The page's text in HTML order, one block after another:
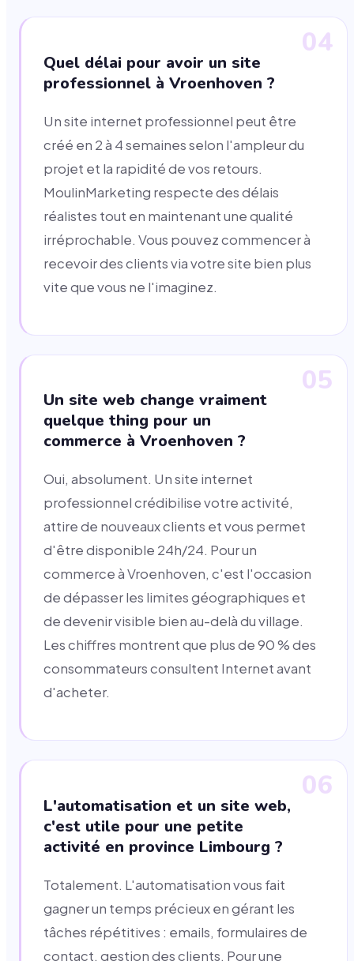
04
Quel délai pour avoir un site
professionnel à Vroenhoven ?
Un site internet professionnel peut être
créé en 2 à 4 semaines selon l'ampleur du
projet et la rapidité de vos retours.
MoulinMarketing respecte des délais
réalistes tout en maintenant une qualité
irréprochable. Vous pouvez commencer à
recevoir des clients via votre site bien plus
vite que vous ne l'imaginez.
05
Un site web change vraiment
quelque thing pour un
commerce à Vroenhoven ?
Oui, absolument. Un site internet
professionnel crédibilise votre activité,
attire de nouveaux clients et vous permet
d'être disponible 24h/24. Pour un
commerce à Vroenhoven, c'est l'occasion
de dépasser les limites géographiques et
de devenir visible bien au-delà du village.
Les chiffres montrent que plus de 90 % des
consommateurs consultent Internet avant
d'acheter.
06
L'automatisation et un site web,
c'est utile pour une petite
activité en province Limbourg ?
Totalement. L'automatisation vous fait
gagner un temps précieux en gérant les
tâches répétitives : emails, formulaires de
contact, gestion des clients. Pour une